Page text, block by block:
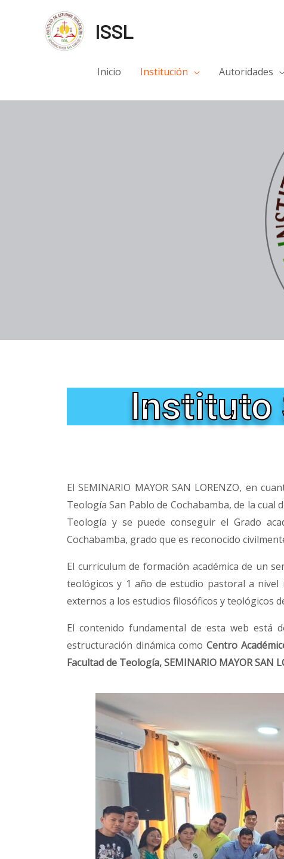
ISSL
Inicio Institución Autoridades
Instituto
El SEMINARIO MAYOR SAN LORENZO, en
Teología San Pablo de Cochabamba, de la
Teología y se puede conseguir el Grado
Cochabamba, grado que es reconocido
El curriculum de formación académica de un
teológicos y 1 año de estudio pastoral a
externos a los estudios filosóficos y teológicos
El contenido fundamental de esta web está
estructuración dinámica comoCentro
Facultad de Teología,SEMINARIO MAYOR SAN